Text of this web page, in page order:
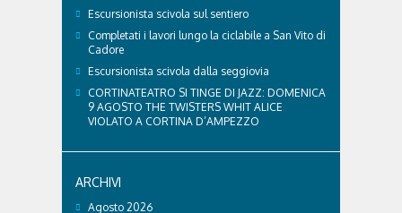
Escursionista scivola sul sentiero
Completati i lavori lungo la ciclabile a San Vito di
Cadore
Escursionista scivola dalla seggiovia
CORTINATEATRO SI TINGE DI JAZZ: DOMENICA
9 AGOSTO THE TWISTERS WHIT ALICE
VIOLATO A CORTINA D’AMPEZZO
ARCHIVI
Agosto 2026